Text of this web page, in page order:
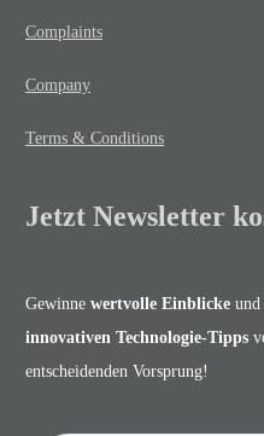
Complaints
Company
Terms & Conditions
Jetzt Newsletter
Gewinne wertvolle Einblicke und
innovativen Technologie-Tipps
entscheidenden Vorsprung!